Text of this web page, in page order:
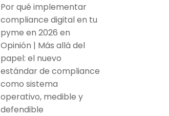
Por qué implementar
compliance digital en tu
pyme en 2026 en
Opinión | Más allá del
papel: el nuevo
estándar de compliance
como sistema
operativo, medible y
defendible